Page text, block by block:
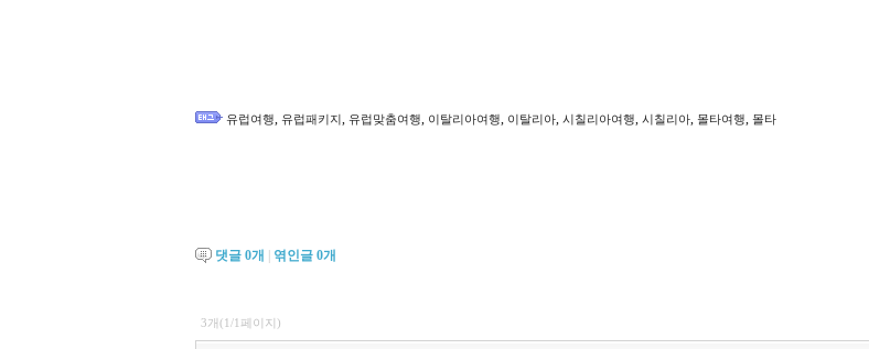
유럽여행, 유럽패키지, 유럽맞춤여행, 이탈리아여행, 이탈리아, 시칠리아여행, 시칠리아, 몰타여행, 몰타
댓글 0개 엮인글 0개
3개(1/1페이지)